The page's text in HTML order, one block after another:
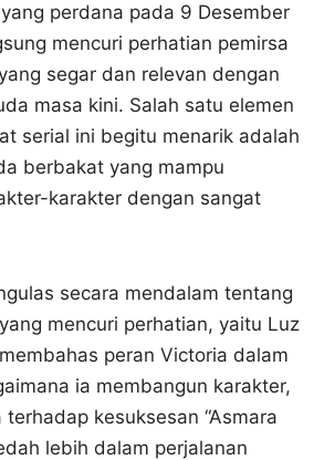
perdana pada 9 Desember
mencuri perhatian pemirsa
segar dan relevan dengan
masa kini. Salah satu elemen
serial ini begitu menarik adalah
berbakat yang mampu
karakter dengan sangat
secara mendalam tentang
mencuri perhatian, yaitu Luz
peran Victoria dalam
ia membangun karakter,
kesuksesan “Asmara
lebih dalam perjalanan